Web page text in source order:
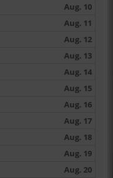
Aug. 10
Aug. 11
Aug. 12
Aug. 13
Aug. 14
Aug. 15
Aug. 16
Aug. 17
Aug. 18
Aug. 19
Aug. 20